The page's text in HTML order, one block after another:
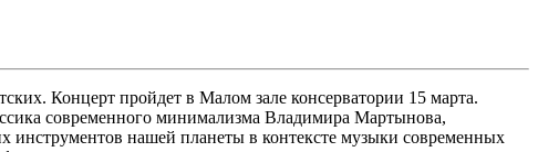
Концерт пройдет в Малом зале консерватории 15 марта.
современного минимализма Владимира Мартынова,
инструментов нашей планеты в контексте музыки современных